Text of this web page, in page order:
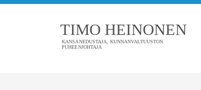
TIMO HEINONEN
KANSANEDUSTAJA, KUNNANVALTUUSTON
PUHEENJOHTAJA